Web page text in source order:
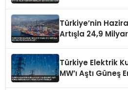
Türkiye’nin
Artışla 24,9
Türkiye Elektrik
MW’ı Aştı Güneş